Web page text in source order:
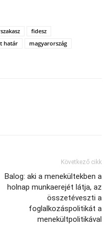
fidesz
határ
magyarország
Következő cikk
Balog: aki a menekültekben a
holnap munkaerejét látja, az
összetéveszti a
foglalkozáspolitikát a
menekültpolitikával